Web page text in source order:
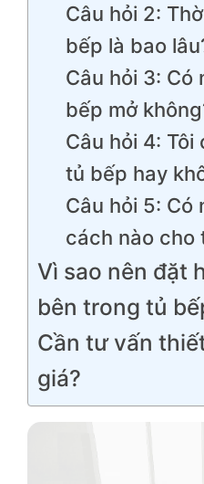
Câu hỏi 2:
bếp là bao
Câu hỏi 3: Có
bếp mở
Câu hỏi 4:
tủ bếp hay
Câu hỏi 5: Có
cách nào cho
Vì sao nên đặt
bên trong tủ
Cần tư vấn
giá?